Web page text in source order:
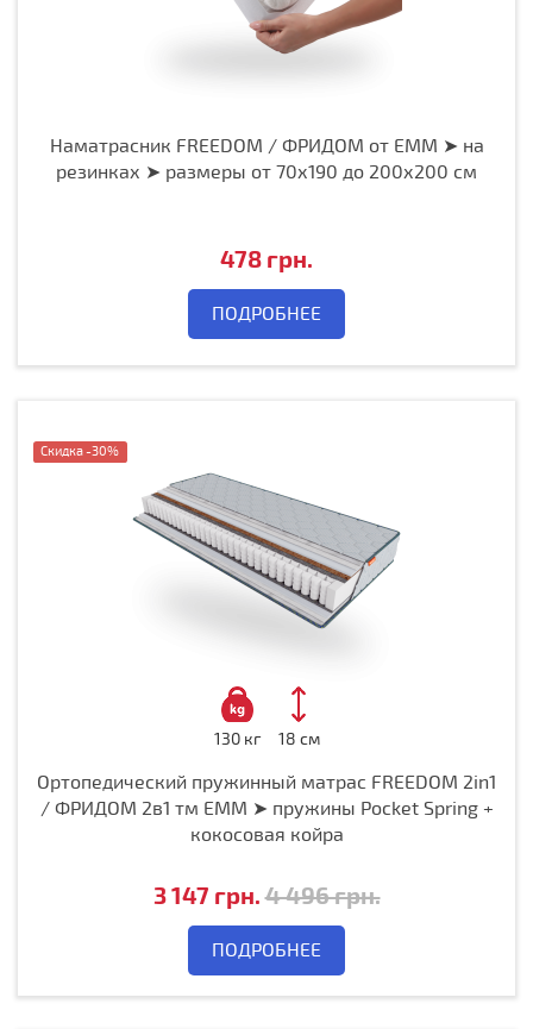
Наматрасник FREEDOM / ФРИДОМ от ЕММ ➤ на
резинках ➤ размеры от 70х190 до 200х200 см
478 грн.
ПОДРОБНЕЕ
Скидка -30%
130 кг 18 см
Ортопедический пружинный матрас FREEDOM 2in1
/ ФРИДОМ 2в1 тм ЕММ ➤ пружины Pocket Spring +
кокосовая койра
3 147 грн.4 496 грн.
ПОДРОБНЕЕ